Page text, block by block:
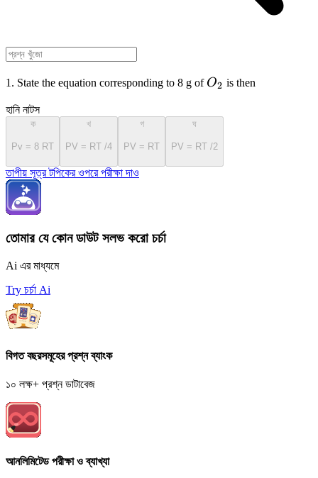
1. State the equation corresponding to 8 g of O_{2}
O2 is then
হানি নাটস
ক
Pv = 8 RT
খ
PV = RT /4
গ
PV = RT
ঘ
PV = RT /2
তাপীয় সূত্র টপিকের ওপরে পরীক্ষা দাও
তোমার যে কোন ডাউট সলভ করো চর্চা
Ai এর মাধ্যমে
Try চর্চা Ai
বিগত বছরসমূহের প্রশ্ন ব্যাংক
১০ লক্ষ+ প্রশ্ন ডাটাবেজ
আনলিমিটেড পরীক্ষা ও ব্যাখ্যা